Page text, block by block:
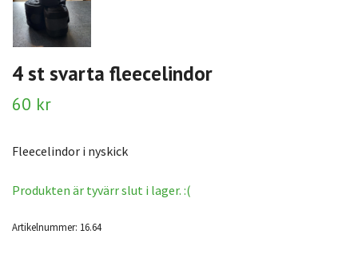
4 st svarta fleecelindor
60 kr
Fleecelindor i nyskick
Produkten är tyvärr slut i lager. :(
Artikelnummer: 16.64